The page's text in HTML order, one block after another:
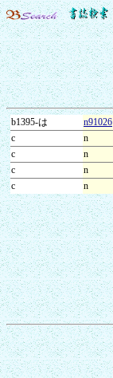
b1395-は n91026
c
n
c
n
c
n
c
n